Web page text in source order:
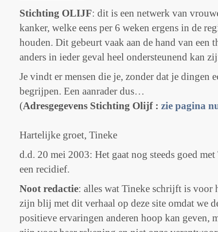
Stichting OLIJF: dit is een netwerk van
kanker, welke eens per 6 weken ergens in de
houden. Dit gebeurt vaak aan de hand van een
anders in ieder geval heel ondersteunend kan
Je vindt er mensen die je, zonder dat je dingen
begrijpen. Een aanrader dus…
(Adresgegevens Stichting Olijf : zie pagina
Hartelijke groet, Tineke
d.d. 20 mei 2003: Het gaat nog steeds goed
een recidief.
Noot redactie: alles wat Tineke schrijft is voor
zijn blij met dit verhaal op deze site omdat we
positieve ervaringen anderen hoop kan geven,